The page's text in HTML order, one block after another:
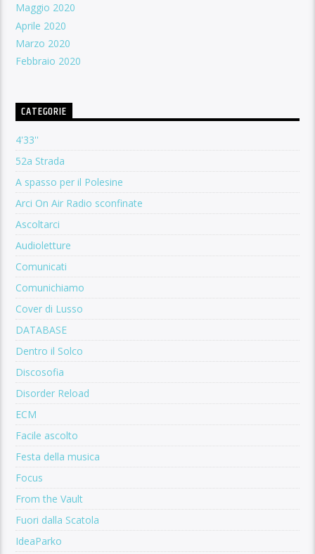
Maggio 2020
Aprile 2020
Marzo 2020
Febbraio 2020
CATEGORIE
4'33''
52a Strada
A spasso per il Polesine
Arci On Air Radio sconfinate
Ascoltarci
Audioletture
Comunicati
Comunichiamo
Cover di Lusso
DATABASE
Dentro il Solco
Discosofia
Disorder Reload
ECM
Facile ascolto
Festa della musica
Focus
From the Vault
Fuori dalla Scatola
IdeaParko